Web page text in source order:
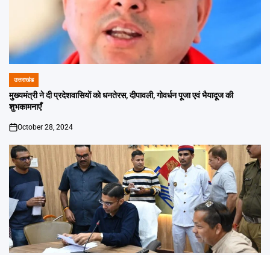
POSTED
IN
उत्तराखंड
मुख्यमंत्री ने दी प्रदेशवासियों को धनतेरस, दीपावली, गोवर्धन पूजा एवं भैयादूज की
शुभकामनाएँ
on
October 28, 2024